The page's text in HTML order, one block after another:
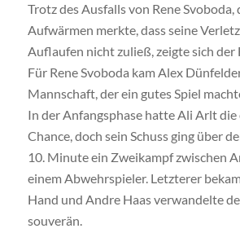
Trotz des Ausfalls von Rene Svoboda,
Aufwärmen merkte, dass seine
Auflaufen nicht zuließ, zeigte sich der
Für Rene Svoboda kam Alex
Mannschaft, der ein gutes Spiel
In der Anfangsphase hatte Ali Arlt die
Chance, doch sein Schuss ging über
10. Minute ein Zweikampf zwischen
einem Abwehrspieler. Letzterer
Hand und Andre Haas verwandelte
souverän.